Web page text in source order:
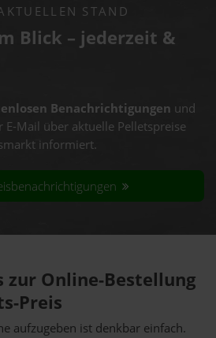
STAND
Blick – jederzeit &
Benachrichtigungen und
E-Mail über aktuelle Pelletspreise
informiert.
zur Online-Bestellung
Preis
aufzugeben ist denkbar einfach.